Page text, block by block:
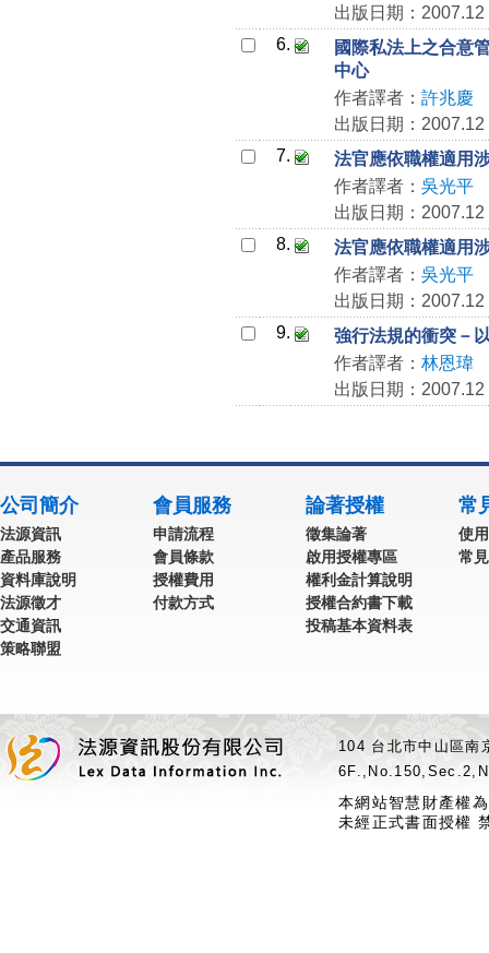
出版日期：2007.12
6.
國際私法上之合意
中心
作者譯者： 許兆慶
出版日期：2007.12
7.
法官應依職權適用
作者譯者： 吳光平
出版日期：2007.12
8.
法官應依職權適用
作者譯者： 吳光平
出版日期：2007.12
9.
強行法規的衝突－
作者譯者： 林恩瑋
出版日期：2007.12
公司簡介
法源資訊
產品服務
資料庫說明
法源徵才
交通資訊
策略聯盟
會員服務
申請流程
會員條款
授權費用
付款方式
論著授權
徵集論著
啟用授權專區
權利金計算說明
授權合約書下載
投稿基本資料表
常
使
常
104 台北市中山區
本網站智慧財產權
未經正式書面授權